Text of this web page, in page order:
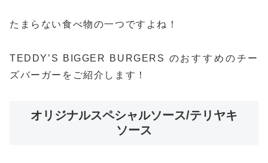
たまらない食べ物の一つですよね！
TEDDY’S BIGGER BURGERS のおすすめのチー
ズバーガーをご紹介します！
オリジナルスペシャルソース/テリヤキ
ソース